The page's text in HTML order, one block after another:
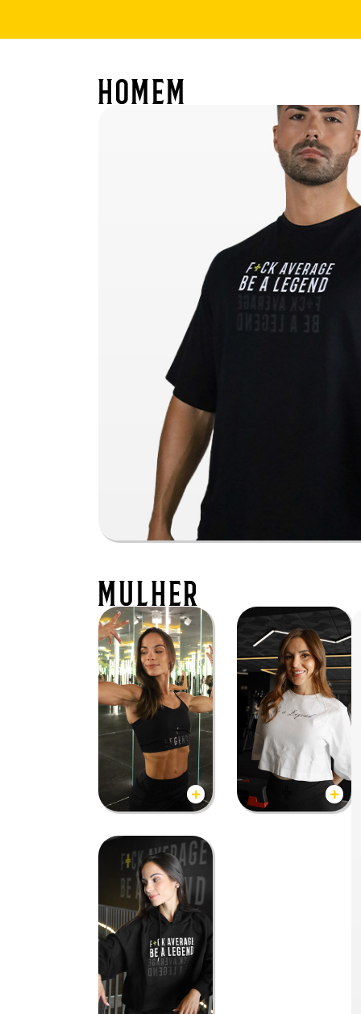
homem
mulher